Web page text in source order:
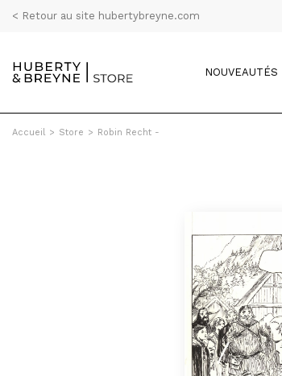
< Retour au site hubertybreyne.com
NOUVEAUTÉS
Accueil > Store > Robin Recht -